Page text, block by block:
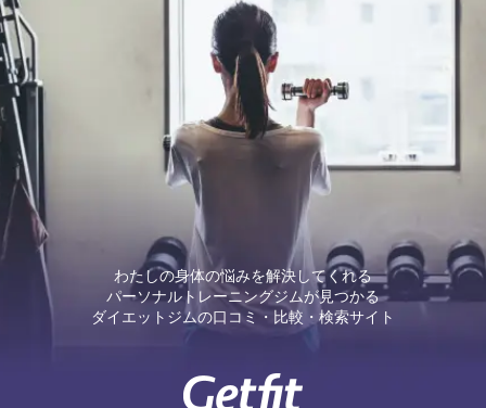
わたしの身体の悩みを解決してくれる
パーソナルトレーニングジムが見つかる
ダイエットジムの口コミ・比較・検索サイト